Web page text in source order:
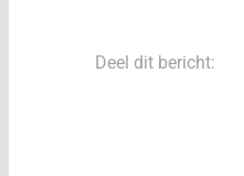
Deel dit bericht: